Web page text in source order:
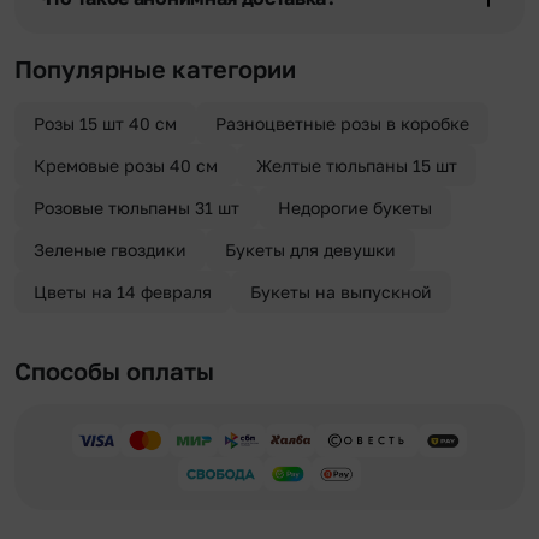
«Анонимная доставка». Мы гарантируем анонимность
Популярные категории
Розы 15 шт 40 см Разноцветные розы в коробке
Кремовые розы 40 см Желтые тюльпаны 15 шт
Розовые тюльпаны 31 шт Недорогие букеты
Зеленые гвоздики Букеты для девушки
Цветы на 14 февраля Букеты на выпускной
Способы оплаты